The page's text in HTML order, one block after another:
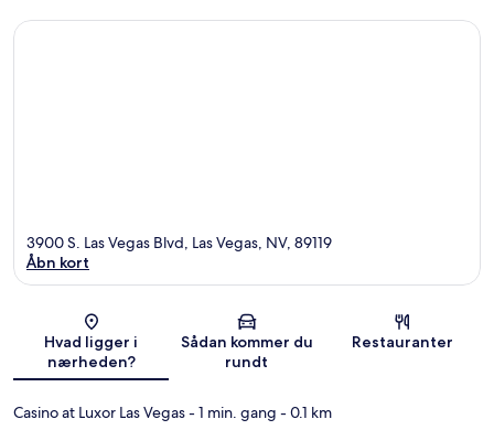
Kort
3900 S. Las Vegas Blvd, Las Vegas, NV, 89119
Åbn kort
Hvad ligger i
nærheden?
Sådan kommer du
rundt
Restauranter
Casino at Luxor Las Vegas- 1 min. gang - 0.1 km